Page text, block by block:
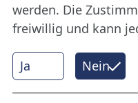
Mehr erfahren
Internet
Ja Nein
werden. Die
freiwillig und kann